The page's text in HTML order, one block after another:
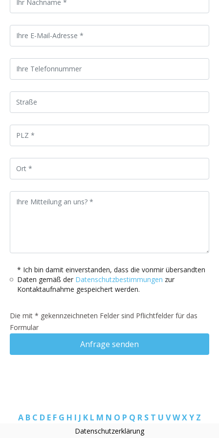
* Ich bin damit einverstanden, dass die vonmir übersandten
Daten gemäß der Datenschutzbestimmungen zur
Kontaktaufnahme gespeichert werden.
Die mit * gekennzeichneten Felder sind Pflichtfelder für das
Formular
Anfrage senden
A B C D E F G H I J K L M N O P Q R S T U VWXY Z
Datenschutzerklärung